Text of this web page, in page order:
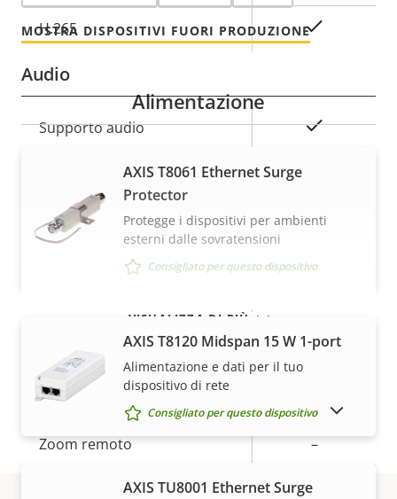
H.265
Audio
Descrizione
Valore
proprietà
Supporto audio Sì
Sicurezza
Descrizione
Valore
della
SO firmato
Descrizione
proprietà
della
Messa a fuoco remota
Zoom remoto –
IR incorporata
MOSTRA DISPOSITIVI FUORI PRODUZIONE
VISUALIZZA DI PIÙ
Alimentazione
AXIS T8061 Ethernet Surge
Protector
Protegge i dispositivi per ambienti
esterni dalle sovratensioni
Consigliato per questo dispositivo
AXIS T8120 Midspan 15 W 1-port
Alimentazione e dati per il tuo
dispositivo di rete
Consigliato per questo dispositivo
AXIS TU8001 Ethernet Surge
MOSTRA DISPOSITIVI FUORI PRODUZIONE